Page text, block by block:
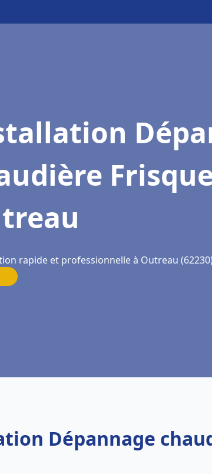
rapide et professionnelle à Outreau (62230)
Dépannage